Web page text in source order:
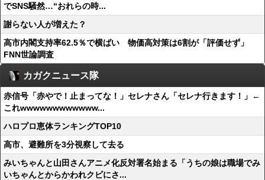
でSNS騒然…“おれらの時...
謝らない人が増えた？
高市内閣支持率62.5％で横ばい 物価高対策は6割が「評価せず」
FNN世論調査
カガクニュース隊
赤信号「赤やで！止まってな！」セレナさん「セレナ行きます！」←
これwwwwwwwwwwww...
ハロプロ恵体ランキングTOP10
高市、避難所を3分視察して去る
みいちゃんと山田さんアニメ化反対署名始まる「うちの娘は職場でみ
いちゃんとからかわれクビにさ...